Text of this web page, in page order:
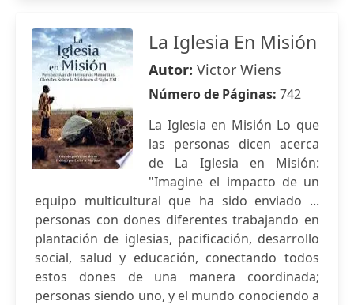
La Iglesia En Misión
Autor: Victor Wiens
Número de Páginas: 742
La Iglesia en Misión Lo que
las personas dicen acerca
de La Iglesia en Misión:
"Imagine el impacto de un
equipo multicultural que ha sido enviado ...
personas con dones diferentes trabajando en
plantación de iglesias, pacificación, desarrollo
social, salud y educación, conectando todos
estos dones de una manera coordinada;
personas siendo uno, y el mundo conociendo a